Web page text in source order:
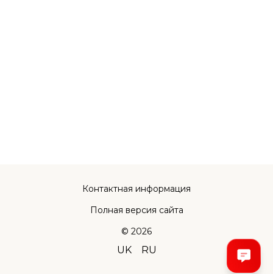
Контактная информация
Полная версия сайта
© 2026
UK RU